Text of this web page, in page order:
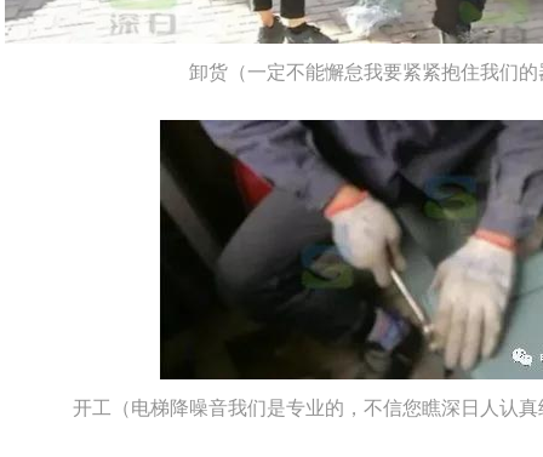
卸货（一定不能懈怠我要紧紧抱住我们
开工（电梯降噪音我们是专业的，不信您瞧深日人认